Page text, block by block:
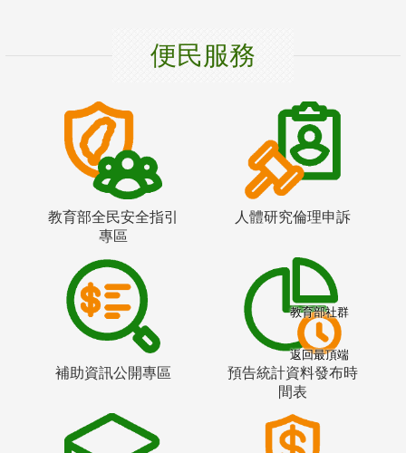
便民服務
教育部全民安全指引
專區
人體研究倫理申訴
補助資訊公開專區
預告統計資料發布時
間表
教育部社群
返回最頂端